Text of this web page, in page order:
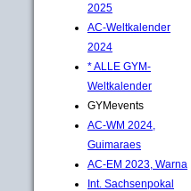
2025
AC-Weltkalender
2024
* ALLE GYM-
Weltkalender
GYMevents
AC-WM 2024,
Guimaraes
AC-EM 2023, Warna
Int. Sachsenpokal